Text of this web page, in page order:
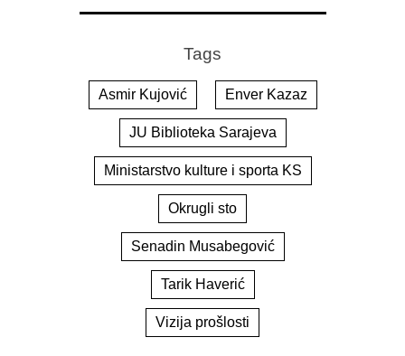
Tags
Asmir Kujović Enver Kazaz
JU Biblioteka Sarajeva
Ministarstvo kulture i sporta KS
Okrugli sto
Senadin Musabegović
Tarik Haverić
Vizija prošlosti